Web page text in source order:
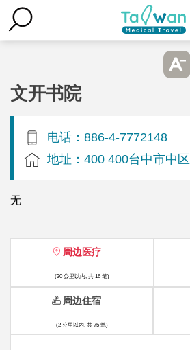
文开书院
电话：886-4-7772148
地址：400 400台中市中区
无
周边医疗
(30 公里以内, 共 16 笔)
周边住宿
(2 公里以内, 共 75 笔)